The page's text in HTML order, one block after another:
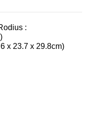
:
x 23.7 x 29.8cm)